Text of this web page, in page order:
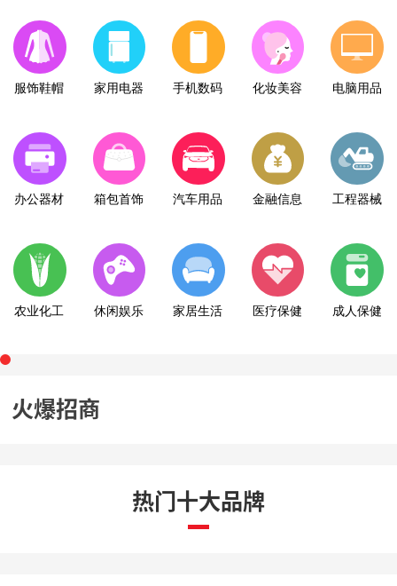
服饰鞋帽 家用电器 手机数码 化妆美容 电脑用品
办公器材 箱包首饰 汽车用品 金融信息 工程器械
农业化工 休闲娱乐 家居生活 医疗保健 成人保健
火爆招商
热门十大品牌